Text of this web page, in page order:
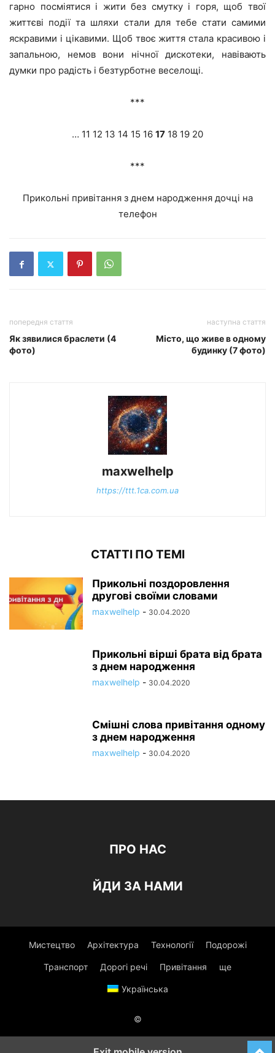
гарно посміятися і жити без смутку і горя, щоб твої
життєві події та шляхи стали для тебе стати самими
яскравими і цікавими. Щоб твоє життя стала красивою і
запальною, немов вони нічної дискотеки, навівають
думки про радість і безтурботне веселощі.
***
… 11 12 13 14 15 16 17 18 19 20
***
Прикольні привітання з днем народження дочці на
телефон
попередня стаття
Як зявилися браслети (4
фото)
наступна стаття
Місто, що живе в одному
будинку (7 фото)
maxwelhelp
https://ttt.1ca.com.ua
СТАТТІ ПО ТЕМІ
Прикольні поздоровлення
другові своїми словами
maxwelhelp - 30.04.2020
Прикольні вірші брата від брата
з днем народження
maxwelhelp - 30.04.2020
Смішні слова привітання одному
з днем народження
maxwelhelp - 30.04.2020
ПРО НАС
ЙДИ ЗА НАМИ
Мистецтво Архітектура Технології Подорожі
Транспорт Дорогі речі Привітання ще
Українська
©